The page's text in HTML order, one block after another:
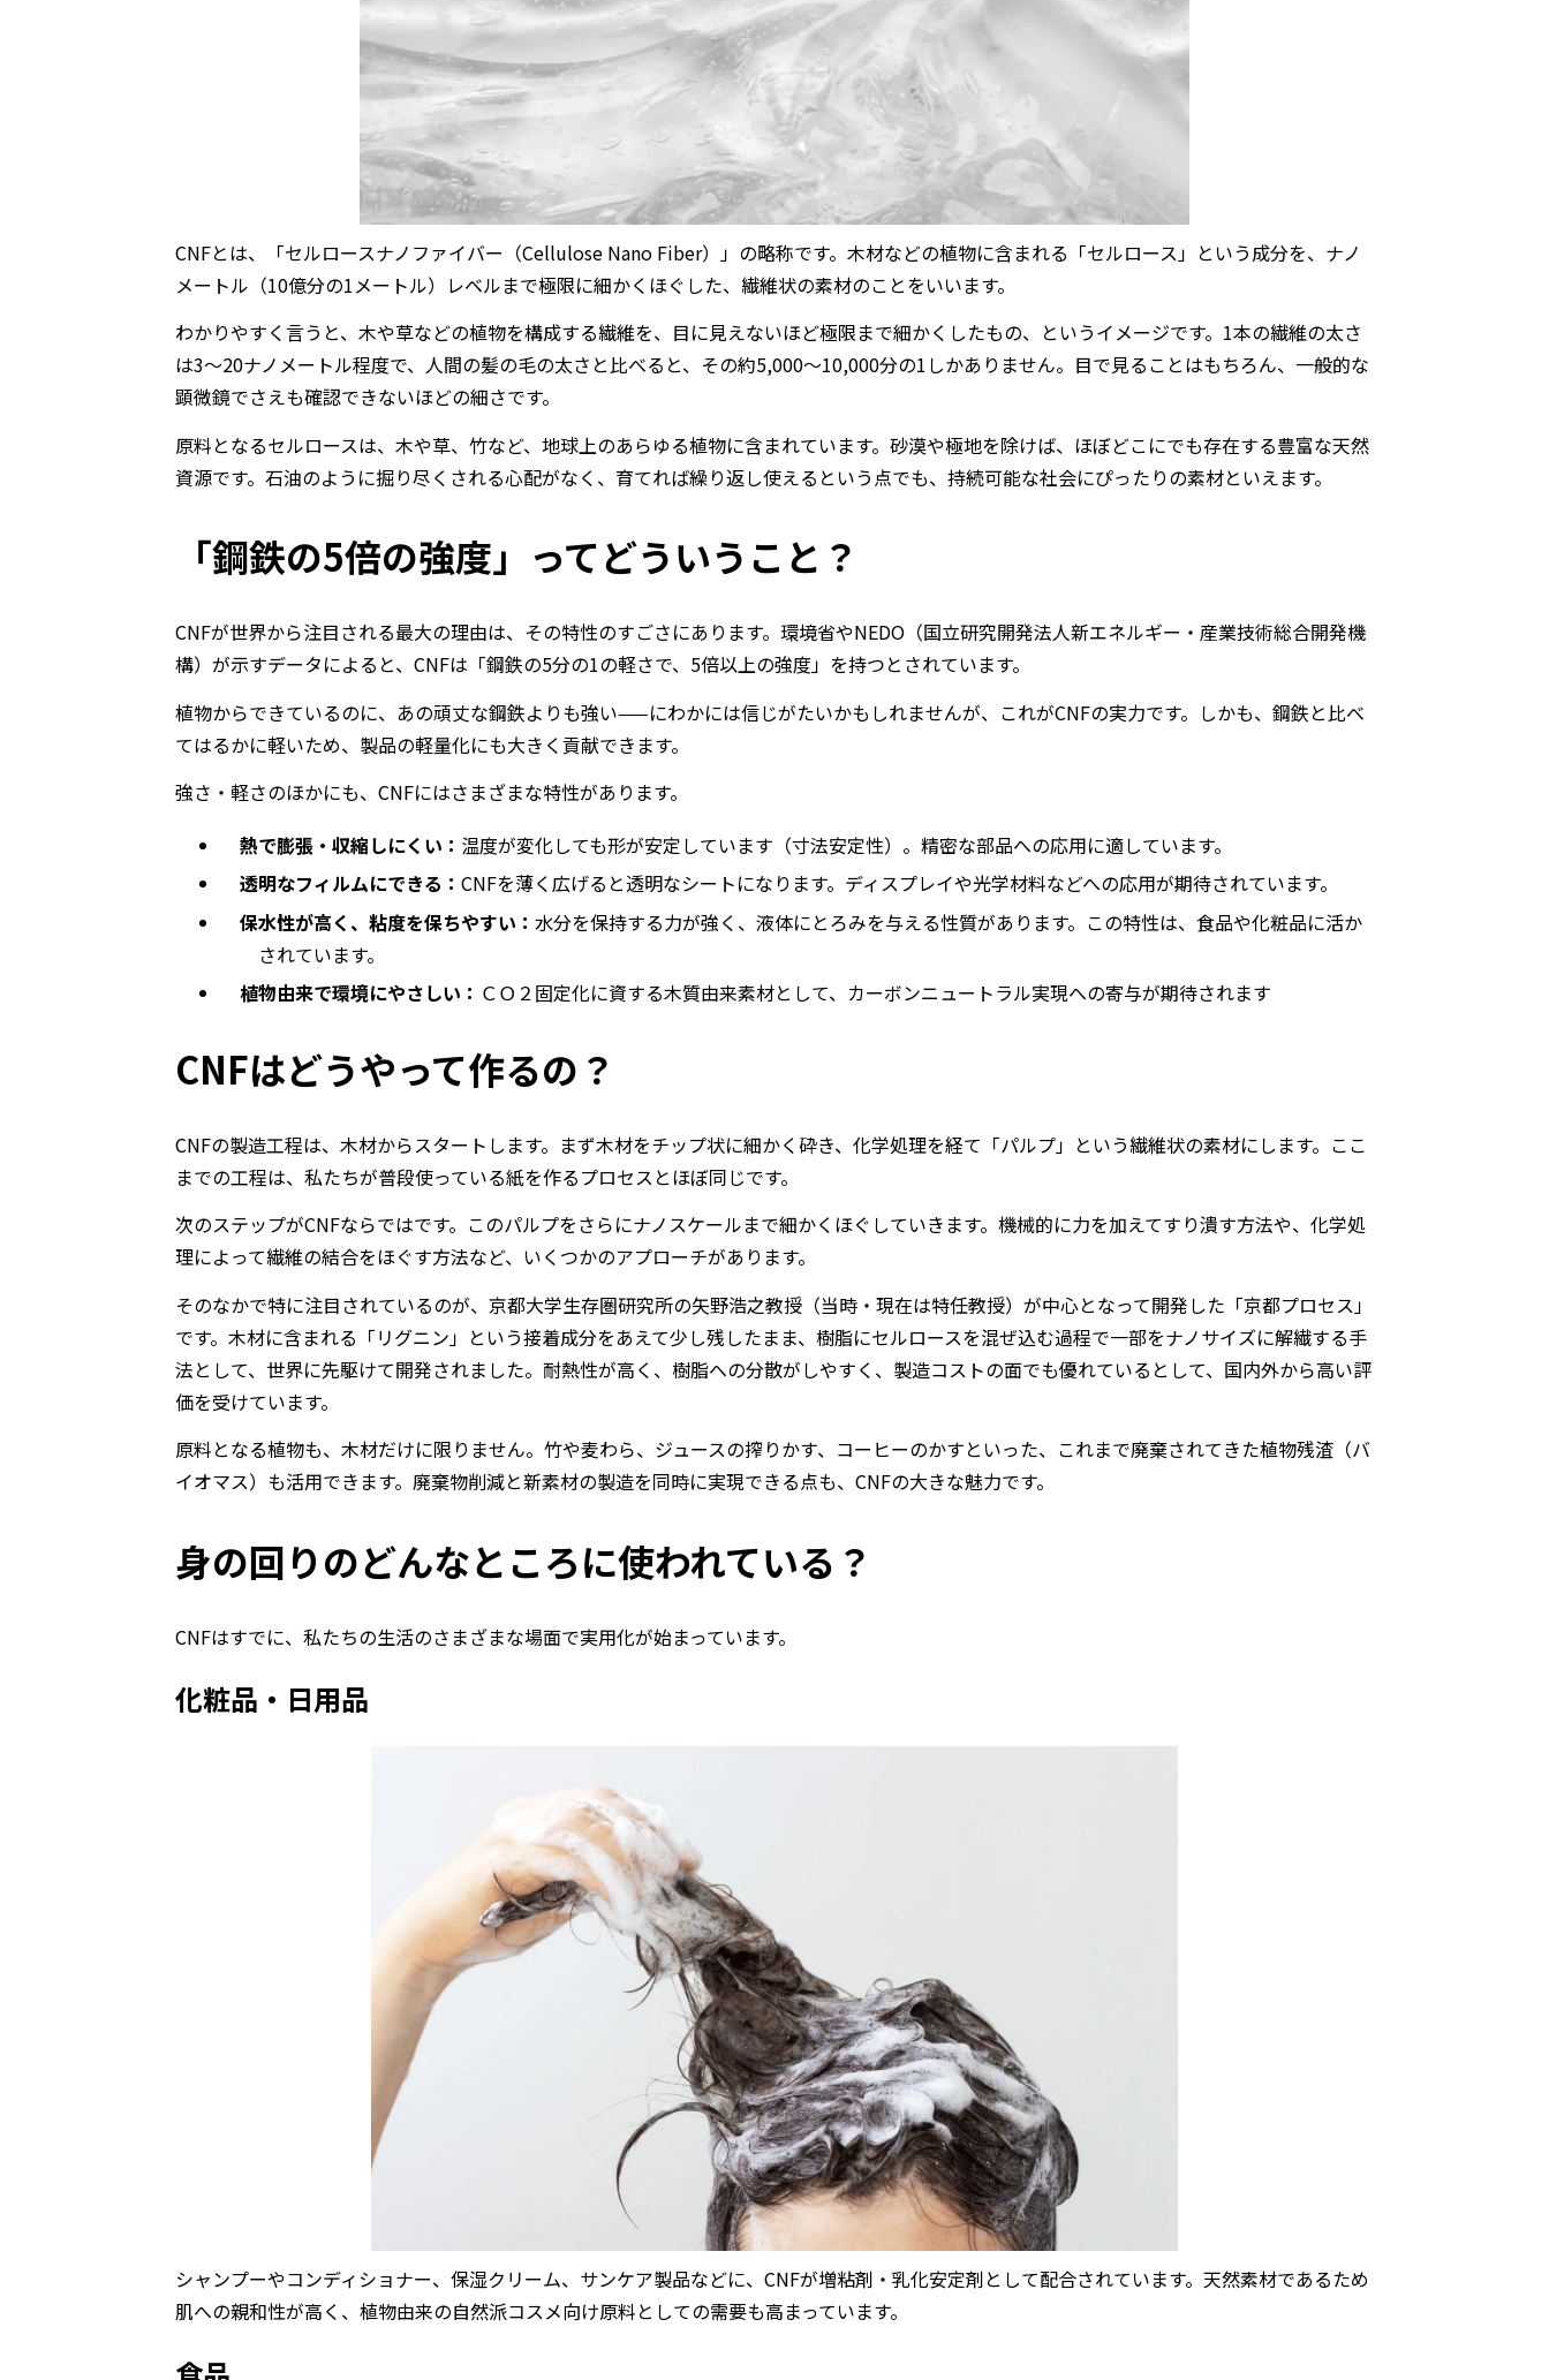
CNFとは、「セルロースナノファイバー（Cellulose Nano Fiber）」の略称です。木材などの植物に含まれる「セルロース」という成分を、ナノ
メートル（10億分の1メートル）レベルまで極限に細かくほぐした、繊維状の素材のことをいいます。
わかりやすく言うと、木や草などの植物を構成する繊維を、目に見えないほど極限まで細かくしたもの、というイメージです。 1本の繊維の太さ
は3〜20ナノメートル程度で、人間の髪の毛の太さと比べると、その約5,000〜10,000分の1 しかありません。目で見ることはもちろん、一般的な
顕微鏡でさえも確認できないほどの細さです。
原料となるセルロースは、木や草、竹など、地球上のあらゆる植物に含まれています。砂漠や極地を除けば、ほぼどこにでも存在する豊富な天然
資源です。石油のように掘り尽くされる心配がなく、育てれば繰り返し使えるという点でも、持続可能な社会にぴったりの素材といえます。
「鋼鉄の5倍の強度」ってどういうこと？
CNFが世界から注目される最大の理由は、その特性のすごさにあります。環境省やNEDO （国立研究開発法人新エネルギー・産業技術総合開発機
構）が示すデータによると、 CNFは「鋼鉄の5分の1の軽さで、 5倍以上の強度」を持つとされています。
植物からできているのに、あの頑丈な鋼鉄よりも強い——にわかには信じがたいかもしれませんが、これがCNFの実力です。しかも、鋼鉄と比べ
てはるかに軽いため、製品の軽量化にも大きく貢献できます。
強さ・軽さのほかにも、 CNFにはさまざまな特性があります。
熱で膨張・収縮しにくい： 温度が変化しても形が安定しています（寸法安定性）。精密な部品への応用に適しています。
透明なフィルムにできる： CNFを薄く広げると透明なシートになります。ディスプレイや光学材料などへの応用が期待されています。
保水性が高く、粘度を保ちやすい： 水分を保持する力が強く、液体にとろみを与える性質があります。この特性は、食品や化粧品に活か
されています。
植物由来で環境にやさしい： ＣＯ２固定化に資する木質由来素材として、カーボンニュートラル実現への寄与が期待されます
CNFはどうやって作るの？
CNFの製造工程は、木材からスタートします。まず木材をチップ状に細かく砕き、化学処理を経て「パルプ」という繊維状の素材にします。ここ
までの工程は、私たちが普段使っている紙を作るプロセスとほぼ同じです。
次のステップがCNFならではです。このパルプをさらにナノスケールまで細かくほぐしていきます。機械的に力を加えてすり潰す方法や、化学処
理によって繊維の結合をほぐす方法など、いくつかのアプローチがあります。
そのなかで特に注目されているのが、京都大学生存圏研究所の矢野浩之教授（当時・現在は特任教授）が中心となって開発した「京都プロセス」
です。木材に含まれる「リグニン」という接着成分をあえて少し残したまま、樹脂にセルロースを混ぜ込む過程で一部をナノサイズに解繊する手
法として、世界に先駆けて開発されました。耐熱性が高く、樹脂への分散がしやすく、製造コストの面でも優れているとして、国内外から高い評
価を受けています。
原料となる植物も、木材だけに限りません。竹や麦わら、ジュースの搾りかす、コーヒーのかすといった、これまで廃棄されてきた植物残渣（バ
イオマス）も活用できます。廃棄物削減と新素材の製造を同時に実現できる点も、 CNFの大きな魅力です。
身の回りのどんなところに使われている？
CNFはすでに、私たちの生活のさまざまな場面で実用化が始まっています。
化粧品・日用品
シャンプーやコンディショナー、保湿クリーム、サンケア製品などに、CNFが増粘剤・乳化安定剤として配合されています。天然素材であるため
肌への親和性が高く、植物由来の自然派コスメ向け原料としての需要も高まっています。